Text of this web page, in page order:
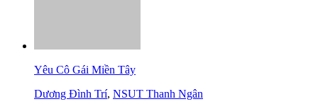
Yêu Cô Gái Miền Tây
Dương Đình Trí, NSUT Thanh Ngân